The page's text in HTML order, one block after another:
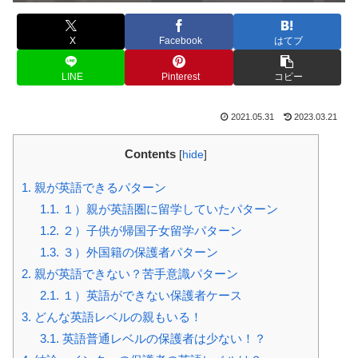
X Facebook はてブ
LINE Pinterest コピー
2021.05.31 2023.03.21
Contents [hide]
1. 親が英語できるパターン
1.1. １）親が英語圏に留学していたパターン
1.2. ２）子供が帰国子女留学パターン
1.3. ３）外国籍の保護者パターン
2. 親が英語できない？苦手意識パターン
2.1. １）英語ができない保護者ケース
3. どんな英語レベルの親もいる！
3.1. 英語普通レベルの保護者は少ない！？